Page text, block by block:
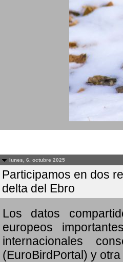
lunes, 6. octubre 2025
Participamos en dos
delta del Ebro
Los datos
europeos
internacionales
(EuroBirdPortal) y